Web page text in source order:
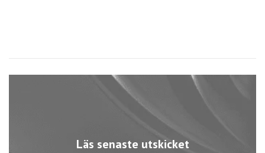
Läs senaste utskicket